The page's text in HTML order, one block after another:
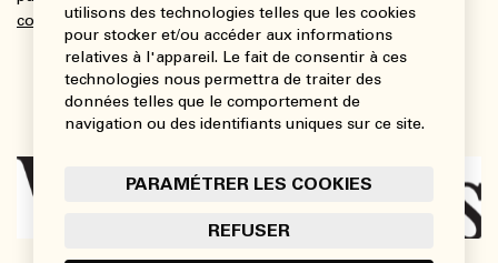
utilisons des technologies telles que les cookies
pour stocker et/ou accéder aux informations
relatives à l'appareil. Le fait de consentir à ces
technologies nous permettra de traiter des
données telles que le comportement de
navigation ou des identifiants uniques sur ce site.
PARAMÉTRER LES COOKIES
REFUSER
communications@viedesarts.com